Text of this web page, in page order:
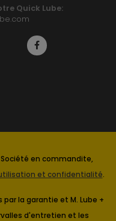
Quick Lube:
en commandite,
et confidentialité.
la garantie et M. Lube +
d'entretien et les